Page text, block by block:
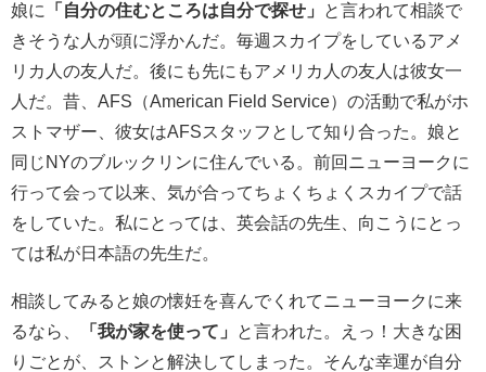
娘に 「自分の住むところは自分で探せ」
と言われて相談で
きそうな人が頭に浮かんだ。毎週スカイプをしているアメ
リカ人の友人だ。後にも先にもアメリカ人の友人は彼女一
人だ。昔、AFS（American Field Service）の活動で私がホ
ストマザー、彼女はAFSスタッフとして知り合った。娘と
同じNYのブルックリンに住んでいる。前回ニューヨークに
行って会って以来、気が合ってちょくちょくスカイプで話
をしていた。私にとっては、英会話の先生、向こうにとっ
ては私が日本語の先生だ。
相談してみると娘の懐妊を喜んでくれてニューヨークに来
るなら、
「我が家を使って」
と言われた。えっ！大きな困
りごとが、ストンと解決してしまった。そんな幸運が自分